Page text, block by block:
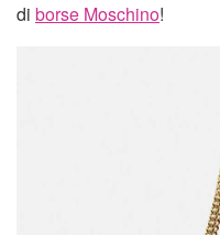
di borse Moschino!